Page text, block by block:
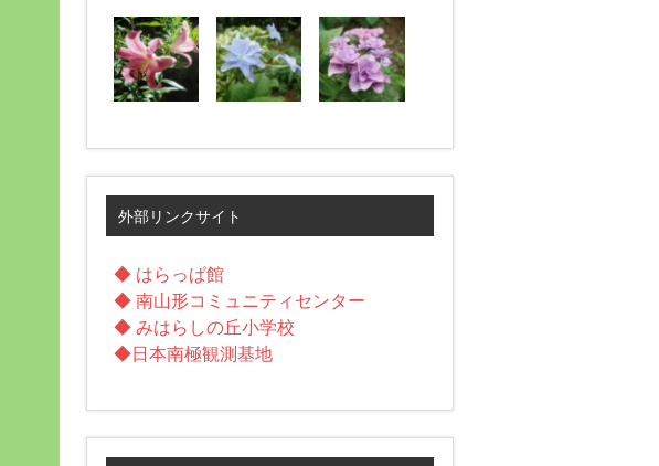
外部リンクサイト
◆ はらっぱ館
◆ 南山形コミュニティセンター
◆ みはらしの丘小学校
◆日本南極観測基地